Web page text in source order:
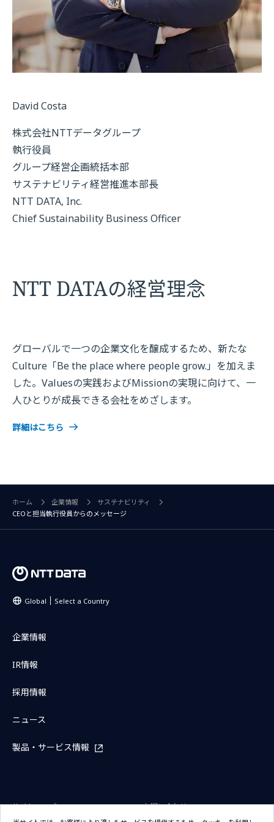
David Costa
株式会社NTTデータグループ
執行役員
グループ経営企画統括本部
サステナビリティ経営推進本部長
NTT DATA, Inc.
Chief Sustainability Business Officer
NTT DATAの経営理念
グローバルで一つの企業文化を醸成するため、新たな
Culture「Be the place where people grow.」を加えま
した。Valuesの実践およびMissionの実現に向けて、一
人ひとりが成長できる会社をめざします。
詳細はこちら
ホーム 企業情報
サステナビリティ
CEOと担当執行役員からのメッセージ
Global Select a Country
企業情報
IR情報
採用情報
ニュース
製品・サービス情報
サイトマップ
お問い合わせ